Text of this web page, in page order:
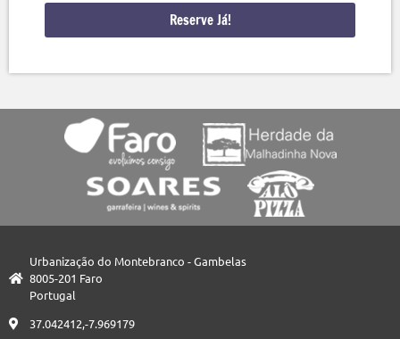
Reserve Já!
Urbanização do Montebranco - Gambelas
8005-201 Faro
Portugal
37.042412,-7.969179